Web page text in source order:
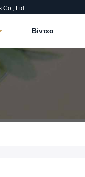
Co., Ltd
Βίντεο